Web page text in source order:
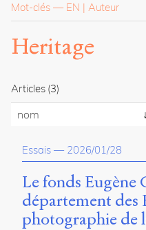
La
revue
Présentation
Publier
du
site
Archipel
En
ligne
Mot-clés — EN Auteur
Heritage
Articles (3)
nom
Essais — 2026/01/28
Le fonds Eugène
département des
photographie de